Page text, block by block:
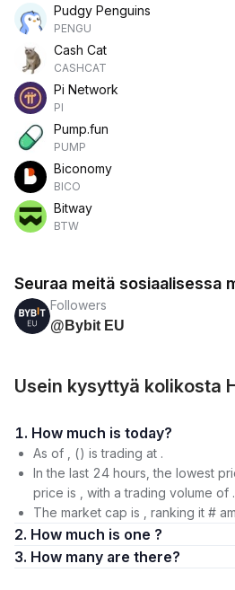
Pudgy Penguins
PENGU
Cash Cat
CASHCAT
Pi Network
PI
Pump.fun
PUMP
Biconomy
BICO
Bitway
BTW
Seuraa meitä sosiaalisessa
Followers
@Bybit EU
Usein kysyttyä kolikosta
1. How much is today?
As of , () is trading at .
In the last 24 hours, the lowest
price is , with a trading volume of .
The market cap is , ranking it #
2. How much is one ?
3. How many are there?